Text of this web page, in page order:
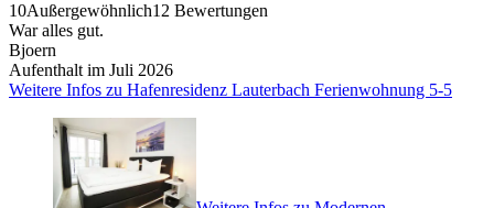
10Außergewöhnlich12 Bewertungen
War alles gut.
Bjoern
Aufenthalt im Juli 2026
Weitere Infos zu Hafenresidenz Lauterbach Ferienwohnung 5-5